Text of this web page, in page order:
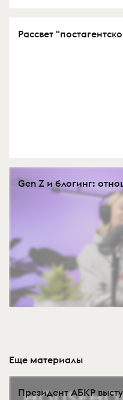
Рассвет
Gen Z и блогинг:
Еще материалы
Президент АБКР